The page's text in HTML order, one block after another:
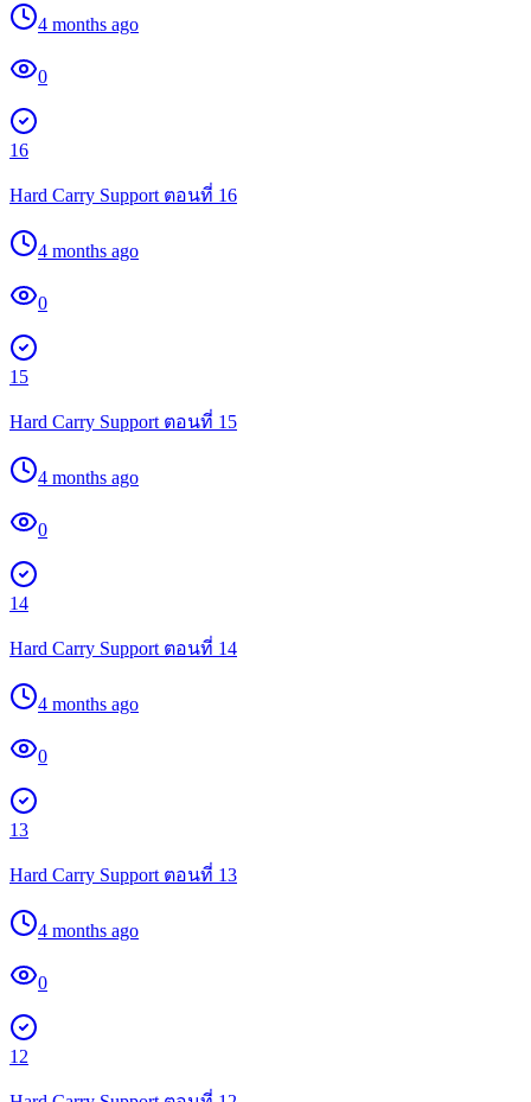
4 months ago
0
16
Hard Carry Support ตอนที่ 16
4 months ago
0
15
Hard Carry Support ตอนที่ 15
4 months ago
0
14
Hard Carry Support ตอนที่ 14
4 months ago
0
13
Hard Carry Support ตอนที่ 13
4 months ago
0
12